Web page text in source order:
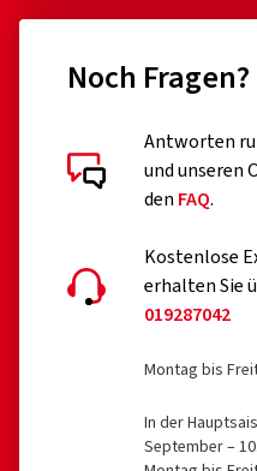
Noch Fragen?
Antworten
und unseren
den FAQ.
Kostenlose
erhalten Sie
019287042
Montag bis
In der
September –